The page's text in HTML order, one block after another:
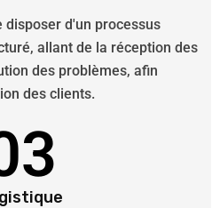
d'un processus
allant de la réception des
des problèmes, afin
des clients.